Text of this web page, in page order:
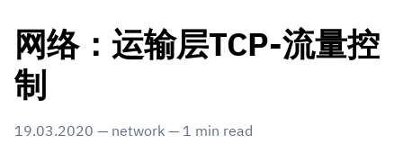
网络：运输层TCP-流量控
制
19.03.2020 — network — 1 min read